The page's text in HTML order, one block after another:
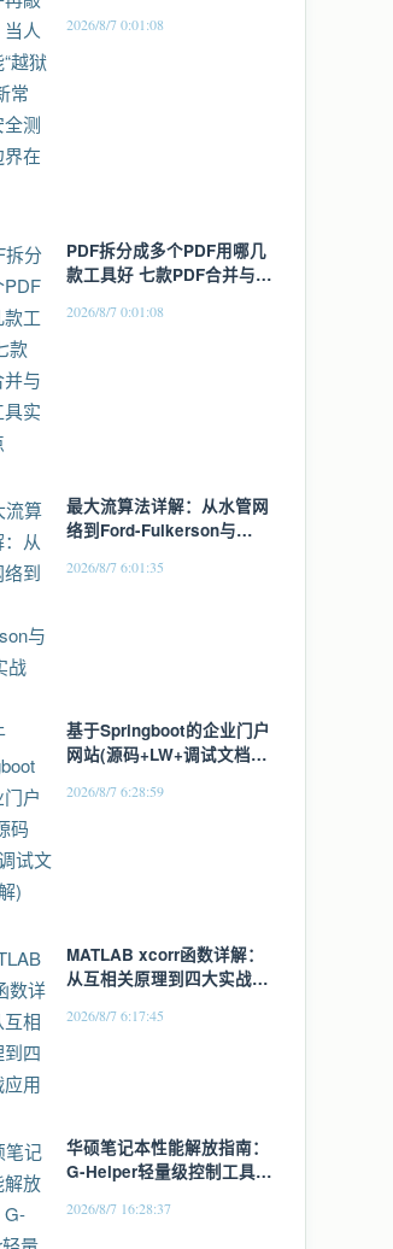
哪里
2026/8/7 0:01:08
PDF拆分成多个PDF用哪几
款工具好 七款PDF合并与拆
2026/8/7 0:01:08
最大流算法详解：从水管网
络到Ford-Fulkerson与
2026/8/7 6:01:35
基于Springboot的企业门户
网站(源码+LW+调试文档
2026/8/7 6:28:59
MATLAB xcorr函数详解：
从互相关原理到四大实战应
2026/8/7 6:17:45
华硕笔记本性能解放指南：
G-Helper轻量级控制工具全
2026/8/7 16:28:37